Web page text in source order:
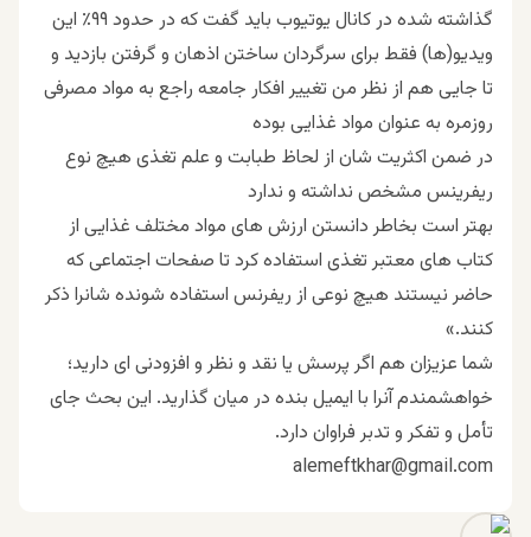
گذاشته شده در کانال یوتیوب باید گفت که در حدود ۹۹٪ این‌
ویدیو(ها) فقط برای سرگردان ساختن اذهان و گرفتن بازدید و
تا جایی هم از نظر من تغییر افکار جامعه راجع به مواد مصرفی
روزمره به عنوان مواد غذایی بوده
در ضمن اکثریت شان از لحاظ طبابت و‌ علم تغذی هیچ نوع
ریفرینس مشخص نداشته و ندارد
بهتر است بخاطر دانستن ارزش های مواد مختلف غذایی از
کتاب های معتبر تغذی استفاده کرد تا صفحات اجتماعی که
حاضر نیستند هیچ نوعی از ریفرنس استفاده شونده شانرا ذکر
کنند.»
شما عزیزان هم اگر پرسش یا نقد و نظر و افزودنی ای دارید؛
خواهشمندم آنرا با ایمیل بنده در میان گذارید. این بحث جای
تأمل و تفکر و تدبر فراوان دارد.
alemeftkhar@gmail.com